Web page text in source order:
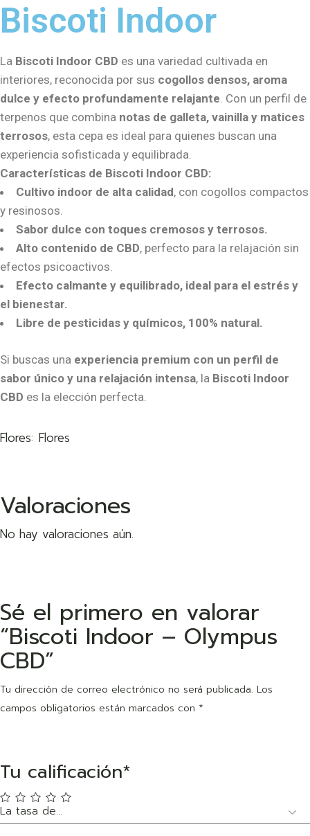
Biscoti Indoor
La Biscoti Indoor CBD es una variedad cultivada en
interiores, reconocida por sus cogollos densos, aroma
dulce y efecto profundamente relajante. Con un perfil de
terpenos que combina notas de galleta, vainilla y matices
terrosos, esta cepa es ideal para quienes buscan una
experiencia sofisticada y equilibrada.
Características de Biscoti Indoor CBD:
Cultivo indoor de alta calidad, con cogollos compactos
y resinosos.
Sabor dulce con toques cremosos y terrosos.
Alto contenido de CBD, perfecto para la relajación sin
efectos psicoactivos.
Efecto calmante y equilibrado, ideal para el estrés y
el bienestar.
Libre de pesticidas y químicos, 100% natural.
Si buscas una experiencia premium con un perfil de
sabor único y una relajación intensa, la Biscoti Indoor
CBD es la elección perfecta.
Flores Flores
Valoraciones
No hay valoraciones aún.
Sé el primero en valorar
“Biscoti Indoor – Olympus
CBD”
Tu dirección de correo electrónico no será publicada. Los
campos obligatorios están marcados con *
Tu calificación*